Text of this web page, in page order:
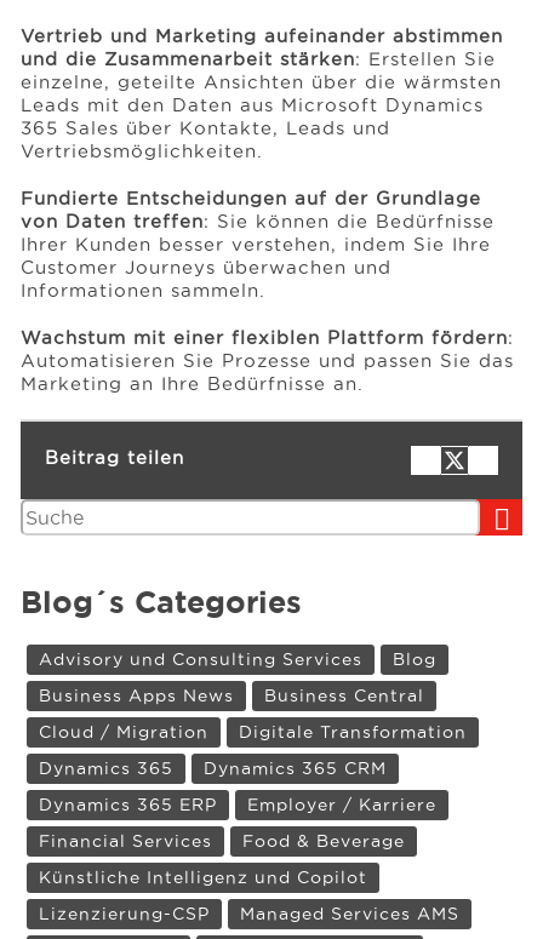
Vertrieb und Marketing aufeinander abstimmen
und die Zusammenarbeit stärken: Erstellen Sie
einzelne, geteilte Ansichten über die wärmsten
Leads mit den Daten aus Microsoft Dynamics
365 Sales über Kontakte, Leads und
Vertriebsmöglichkeiten.
Fundierte Entscheidungen auf der Grundlage
von Daten treffen: Sie können die Bedürfnisse
Ihrer Kunden besser verstehen, indem Sie Ihre
Customer Journeys überwachen und
Informationen sammeln.
Wachstum mit einer flexiblen Plattform fördern:
Automatisieren Sie Prozesse und passen Sie das
Marketing an Ihre Bedürfnisse an.
Beitrag teilen
Suchen
Blog´s Categories
Advisory und Consulting Services
Blog
Business Apps News
Business Central
Cloud / Migration
Digitale Transformation
Dynamics 365
Dynamics 365 CRM
Dynamics 365 ERP
Employer / Karriere
Financial Services
Food & Beverage
Künstliche Intelligenz und Copilot
Lizenzierung-CSP
Managed Services AMS